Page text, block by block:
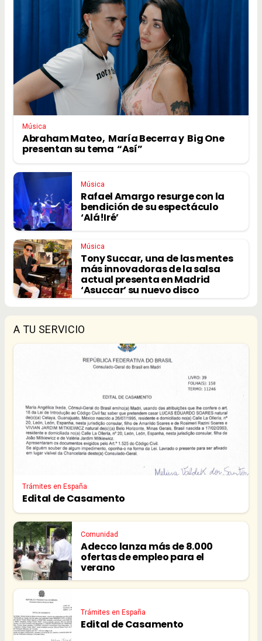
Música
Abraham Mateo, María Becerra y Big One
presentan su tema “Así”
Música
Rafael Amargo resurge con la
bendición de su espectáculo
‘Alá!Iré’
Música
Tony Succar, una de las mentes
más innovadoras de la salsa
actual presenta en Madrid
‘Asuccar’ su nuevo disco
A TU SERVICIO
Trámites en España
Edital de Casamento
Comunidad
Adecco lanza más de 8.000
ofertas de empleo para el
verano
Trámites en España
Edital de Casamento